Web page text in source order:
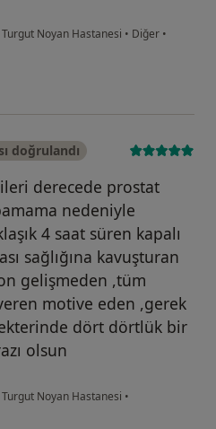
Noyan Hastanesi • Diğer •
doğrulandı
derecede prostat
nedeniyle
4 saat süren kapalı
sağlığına kavuşturan
gelişmeden ,tüm
motive eden ,gerek
dört dörtlük bir
olsun
Noyan Hastanesi •